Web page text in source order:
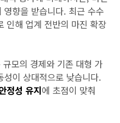
향을 받습니다. 최근 수수
인해 업계 전반의 마진 확장
모의 경제와 기존 대형 가
이 상대적으로 낮습니다.
정성 유지에 초점이 맞춰